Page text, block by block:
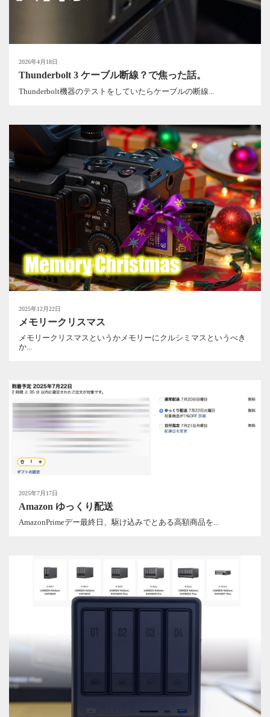
2026年4月18日
Thunderbolt 3 ケーブル断線？で焦った話。
Thunderbolt機器のテストをしていたらケーブルの断線...
2025年12月22日
メモリークリスマス
メモリークリスマスというかメモリーにクルシミマスというべき
か...
2025年7月17日
Amazon ゆっくり配送
AmazonPrimeデー最終日、駆け込みでとある高額商品を...